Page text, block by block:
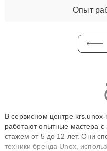
Опыт
В сервисном центре
работают опытные мастера
стажем от 5 до 12 лет. Они
техники бренда Unox,